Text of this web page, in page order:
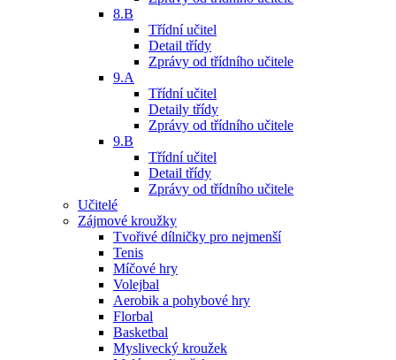
8.B
Třídní učitel
Detail třídy
Zprávy od třídního učitele
9.A
Třídní učitel
Detaily třídy
Zprávy od třídního učitele
9.B
Třídní učitel
Detail třídy
Zprávy od třídního učitele
Učitelé
Zájmové kroužky
Tvořivé dílničky pro nejmenší
Tenis
Míčové hry
Volejbal
Aerobik a pohybové hry
Florbal
Basketbal
Myslivecký kroužek